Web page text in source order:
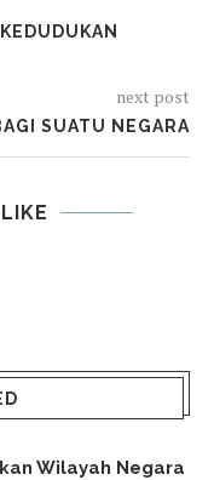
next post
SUATU NEGARA
Wilayah Negara